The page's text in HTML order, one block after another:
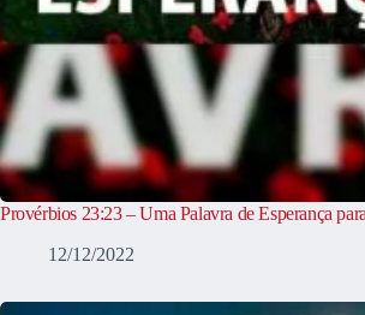
Provérbios 23:23 – Uma Palavra de Esperança
12/12/2022